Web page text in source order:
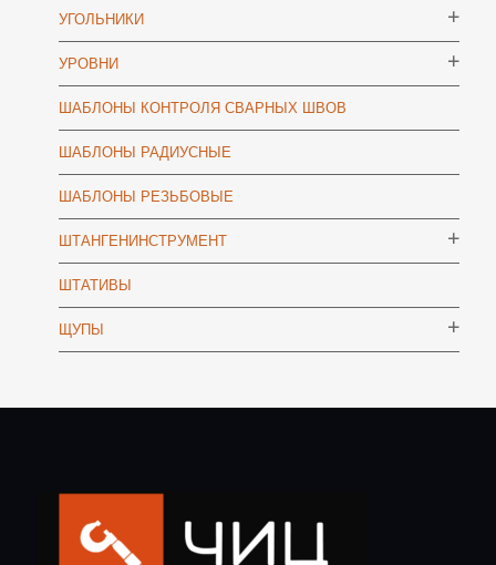
УГОЛЬНИКИ
УРОВНИ
ШАБЛОНЫ КОНТРОЛЯ СВАРНЫХ ШВОВ
ШАБЛОНЫ РАДИУСНЫЕ
ШАБЛОНЫ РЕЗЬБОВЫЕ
ШТАНГЕНИНСТРУМЕНТ
ШТАТИВЫ
ЩУПЫ